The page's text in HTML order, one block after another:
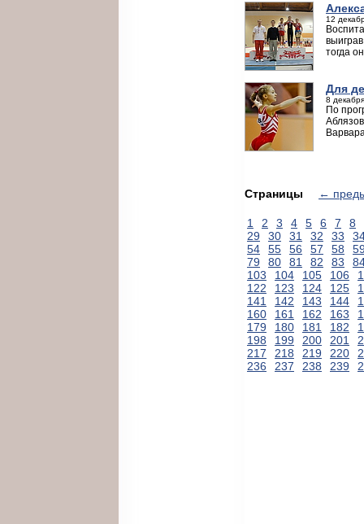
12
тогда
Для
8
По
Страницы ←
1 2 3 4 5 6 7
8
29
30 31 32 33
54
55 56 57 58
79
80 81 82 83
103
104 105 106
122
123 124 125
141
142 143 144
160
161 162 163
179
180 181 182
198
199 200 201
217
218 219 220
236
237 238 239